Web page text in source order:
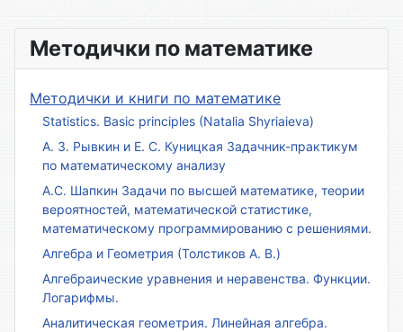
Методички по математике
Методички и книги по математике
Statistics. Basic principles (Natalia Shyriaieva)
А. З. Рывкин и Е. С. Куницкая Задачник-практикум
по математическому анализу
А.С. Шапкин Задачи по высшей математике, теории
вероятностей, математической статистике,
математическому программированию с решениями.
Алгебра и Геометрия (Толстиков А. В.)
Алгебраические уравнения и неравенства. Функции.
Логарифмы.
Аналитическая геометрия. Линейная алгебра.